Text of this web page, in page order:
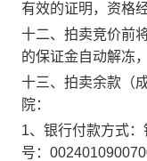
有效的证明，资格
十二、 拍卖竞价前
的保证金自动解冻
十三、拍卖余款（
院：
1、银行付款方式
号 ：